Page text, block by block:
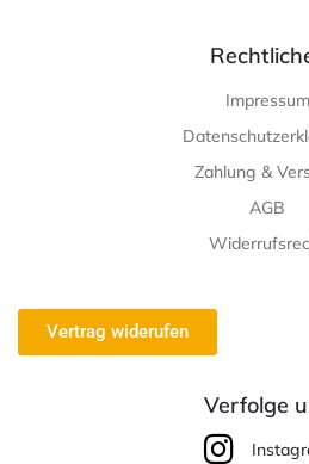
Impressum
Zahlung &
AGB
Vertrag widerufen
Verfolge